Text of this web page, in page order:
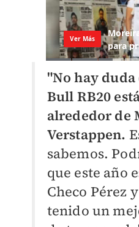
"No hay duda
Bull RB20
alrededor de
Verstappen.
sabemos.
que este año
Checo Pérez
tenido un